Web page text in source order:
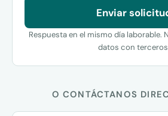
Enviar
Respuesta en el mismo día laborable.
datos con
O CONTÁCTANOS